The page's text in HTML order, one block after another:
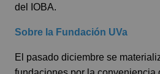
del IOBA.
Sobre la Fundación UVa
El pasado diciembre se